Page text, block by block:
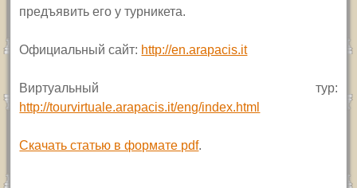
предъявить его у турникета.
Официальный сайт: http://en.arapacis.it
Виртуальный тур:
http://tourvirtuale.arapacis.it/eng/index.html
Скачать статью в формате pdf.